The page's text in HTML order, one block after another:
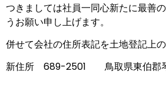
つきましては社員一同心新たに最善
うお願い申し上げます。
併せて会社の住所表記を土地登記上
新住所 689-2501 鳥取県東伯郡琴